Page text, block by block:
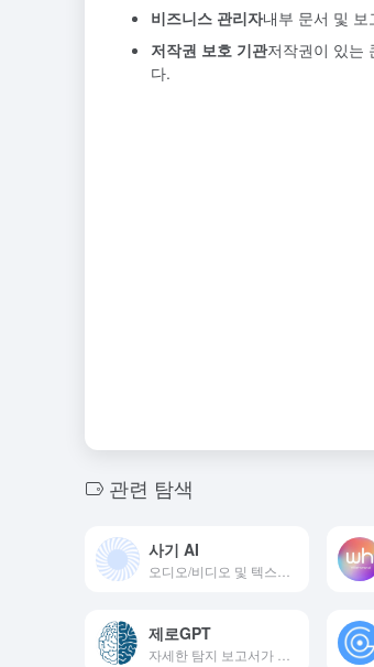
비즈니스 관리자내부 문서 및
저작권 보호 기관저작권이 있는
다.
관련 탐색
사기 AI
제로GPT